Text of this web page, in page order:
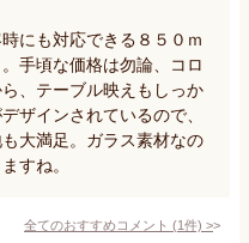
にも対応できる８５０ｍ
手頃な価格は勿論、コロ
、テーブル映えもしっか
ザインされているので、
大満足。ガラス素材なの
すね。
全てのおすすめコメント (1件) >